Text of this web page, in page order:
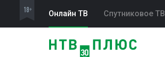
Онлайн ТВ Спутниковое ТВ